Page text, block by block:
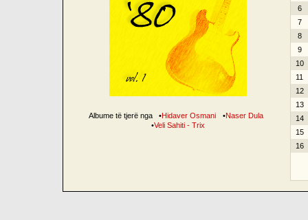
Albume të tjerë nga •Hidaver Osmani •Naser Dula
•Veli Sahiti - Trix
6
7
8
9
10
11
12
13
14
15
16